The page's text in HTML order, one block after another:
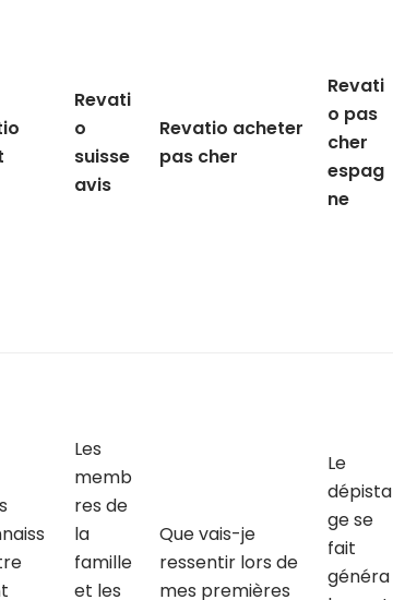
Revati
o
suisse
avis
Revatio acheter
pas cher
Revati
o pas
cher
espag
ne
Les
memb
res de
la
famille
et les
Que vais-je
ressentir lors de
mes premières
Le
dépista
ge se
fait
généra